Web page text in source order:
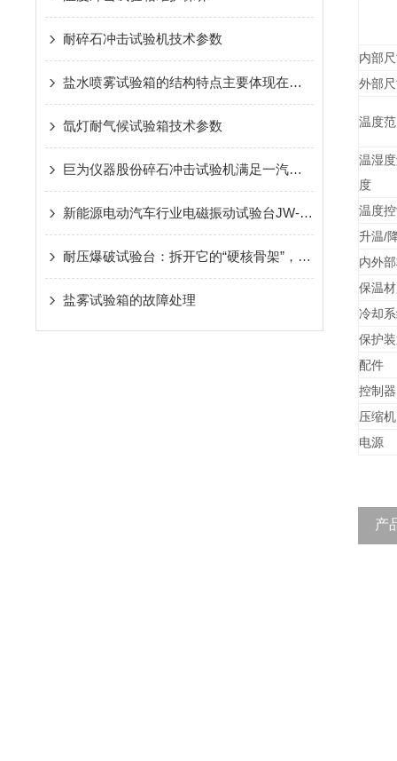
耐碎石冲击试验机技术参数
盐水喷雾试验箱的结构特点主要体现在以下方面
氙灯耐气候试验箱技术参数
巨为仪器股份碎石冲击试验机满足一汽大众，日产尼桑等企业要求
新能源电动汽车行业电磁振动试验台JW-6402新品上市
耐压爆破试验台：拆开它的“硬核骨架”，核心组成全解析
盐雾试验箱的故障处理
内部
外部
温度
温湿
度
温度
升温/
内外
保温
冷却
保护
配件
控制器
压缩机
电源
产